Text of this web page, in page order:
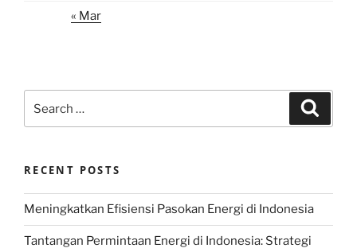
« Mar
for:
RECENT POSTS
Meningkatkan Efisiensi Pasokan Energi di Indonesia
Tantangan Permintaan Energi di Indonesia: Strategi